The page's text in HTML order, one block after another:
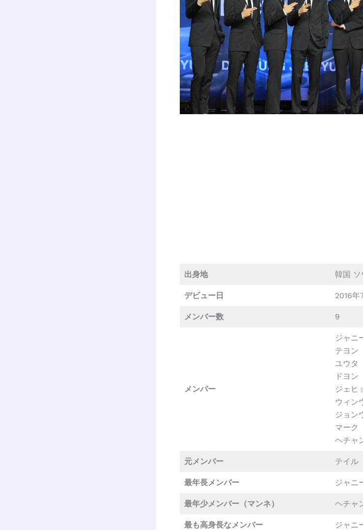
出身地 韓国 ソ
デビュー日 2016年
メンバー数 9
メンバー
ジャニ
テヨン
ユウタ
ドヨン
ジェヒ
ウィン
ジョン
マーク
ヘチャ
元メンバー テイル
最年長メンバー ジャニ
最年少メンバー（マンネ） ヘチャ
最も高身長なメンバー ジャニ